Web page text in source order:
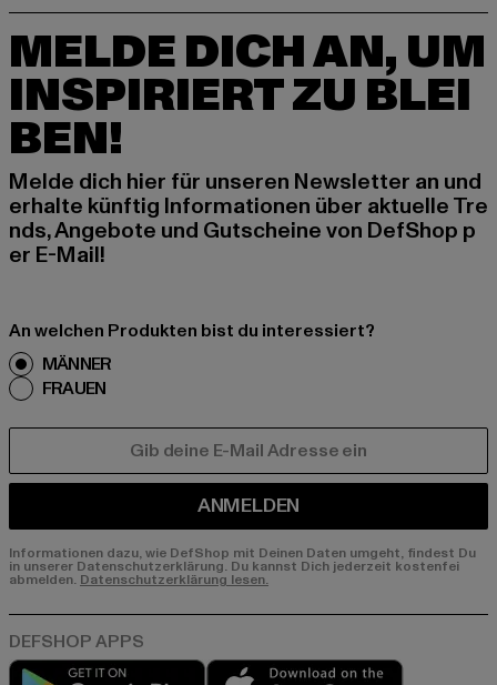
MELDE DICH AN, UM
INSPIRIERT ZU BLEI
BEN!
Melde dich hier für unseren Newsletter an und
erhalte künftig Informationen über aktuelle Tre
nds, Angebote und Gutscheine von DefShop p
er E-Mail!
An welchen Produkten bist du interessiert?
MÄNNER
FRAUEN
ANMELDEN
Informationen dazu, wie DefShop mit Deinen Daten umgeht, findest Du
in unserer Datenschutzerklärung. Du kannst Dich jederzeit kostenfei
abmelden. Datenschutzerklärung lesen.
Play market